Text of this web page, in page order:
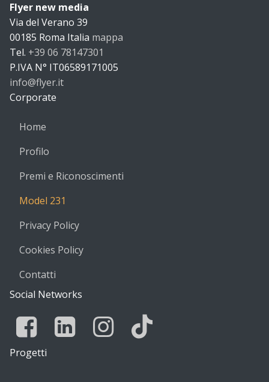
new
Flyer new media
Via del Verano 39
00185 Roma Italia mappa
Tel. +39 06 78147301
P.IVA N° IT06589171005
info@flyer.it
https://flyer.it
Corporate
Home
Profilo
Premi e Riconoscimenti
Model 231
Privacy Policy
Cookies Policy
Contatti
Social Networks
Facebook
Progetti